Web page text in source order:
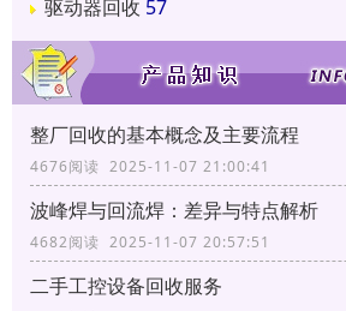
驱动器回收 57
整厂回收的基本概念及主要流程
4676阅读 2025-11-07 21:00:41
波峰焊与回流焊：差异与特点解析
4682阅读 2025-11-07 20:57:51
二手工控设备回收服务